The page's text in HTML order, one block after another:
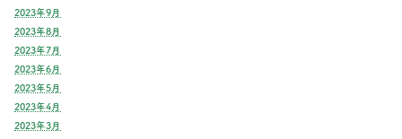
2023年9月
2023年8月
2023年7月
2023年6月
2023年5月
2023年4月
2023年3月